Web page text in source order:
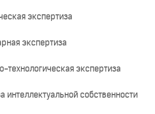
экспертиза
экспертиза
технологическая экспертиза
интеллектуальной собственности